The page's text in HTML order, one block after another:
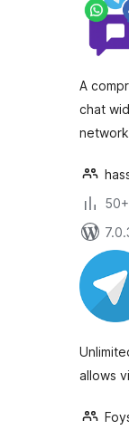
A
chat
50+
allows